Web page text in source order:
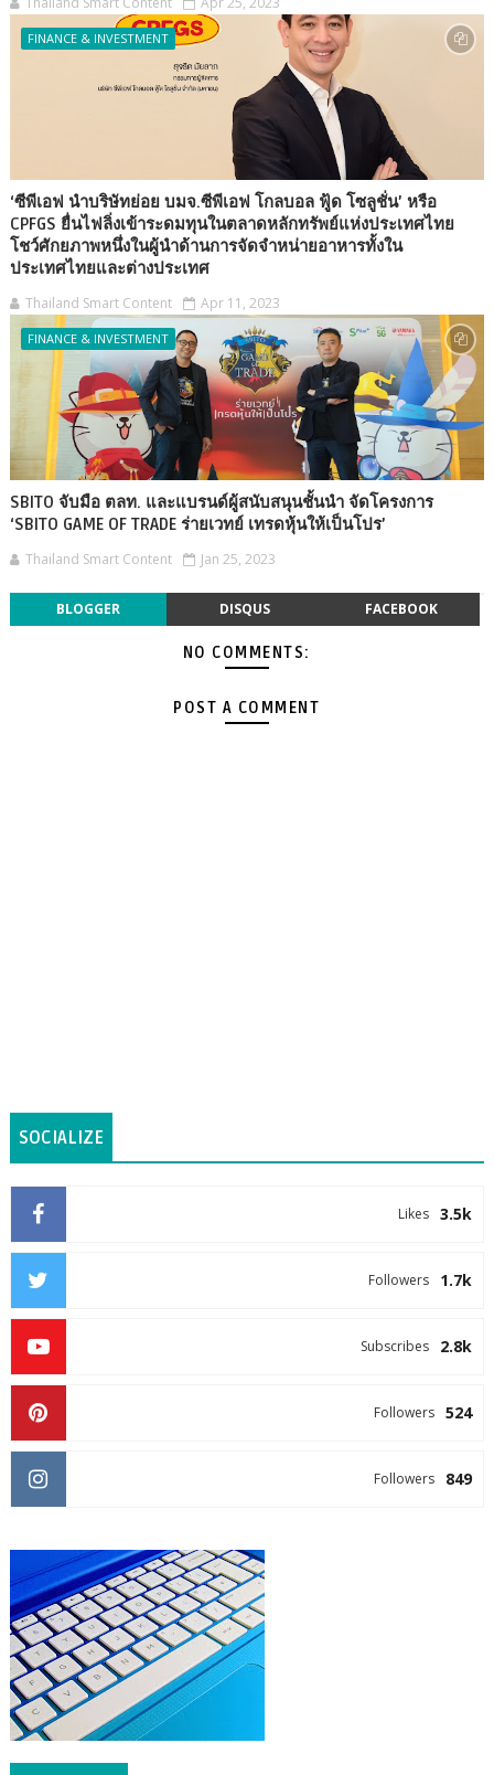
FINANCE & INVESTMENT
‘ซีพีเอฟ นำบริษัทย่อย บมจ.ซีพีเอฟ โกลบอล ฟู้ด โซลูชั่น’ หรือ
CPFGS ยื่นไฟลิ่งเข้าระดมทุนในตลาดหลักทรัพย์แห่งประเทศไทย
โชว์ศักยภาพหนึ่งในผู้นำด้านการจัดจำหน่ายอาหารทั้งใน
ประเทศไทยและต่างประเทศ
Thailand Smart Content Apr 11, 2023
FINANCE & INVESTMENT
SBITO จับมือ ตลท. และแบรนด์ผู้สนับสนุนชั้นนำ จัดโครงการ
‘SBITO GAME OF TRADE ร่ายเวทย์ เทรดหุ้นให้เป็นโปร’
Thailand Smart Content Jan 25, 2023
BLOGGER DISQUS FACEBOOK
NO COMMENTS:
POST A COMMENT
SOCIALIZE
3.5k
Likes
1.7k
Followers
2.8k
Subscribes
524
Followers
849
Followers